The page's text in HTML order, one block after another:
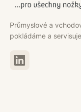
Průmyslové a
pokládáme a